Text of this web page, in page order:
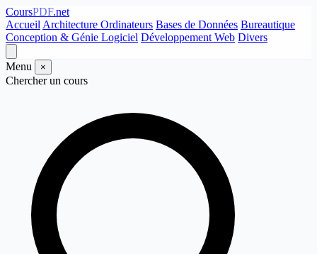
CoursPDF.net
Accueil Architecture Ordinateurs Bases de Données Bureautique
Conception & Génie Logiciel Développement Web Divers
Menu ×
Chercher un cours